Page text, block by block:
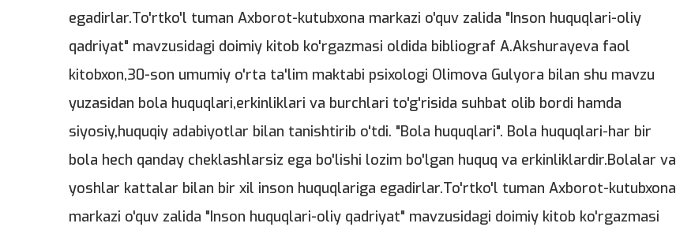
egadirlar.To'rtko'l tuman Axborot-kutubxona markazi o'quv zalida "Inson huquqlari-oliy
qadriyat" mavzusidagi doimiy kitob ko'rgazmasi oldida bibliograf A.Akshurayeva faol
kitobxon,30-son umumiy o'rta ta'lim maktabi psixologi Olimova Gulyora bilan shu mavzu
yuzasidan bola huquqlari,erkinliklari va burchlari to'g'risida suhbat olib bordi hamda
siyosiy,huquqiy adabiyotlar bilan tanishtirib o'tdi. "Bola huquqlari". Bola huquqlari-har bir
bola hech qanday cheklashlarsiz ega bo'lishi lozim bo'lgan huquq va erkinliklardir.Bolalar va
yoshlar kattalar bilan bir xil inson huquqlariga egadirlar.To'rtko'l tuman Axborot-kutubxona
markazi o'quv zalida "Inson huquqlari-oliy qadriyat" mavzusidagi doimiy kitob ko'rgazmasi